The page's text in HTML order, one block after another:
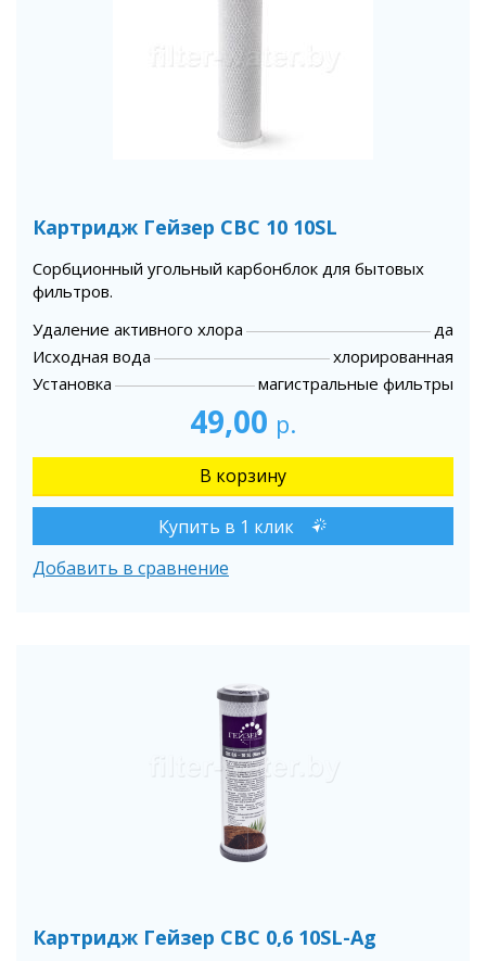
Картридж Гейзер СВС 10 10SL
Сорбционный угольный карбонблок для бытовых
фильтров.
Удаление активного хлора
да
Исходная вода
хлорированная
Установка
магистральные фильтры
49,00 р.
Купить в 1 клик
Добавить в сравнение
Картридж Гейзер СВС 0,6 10SL-Ag